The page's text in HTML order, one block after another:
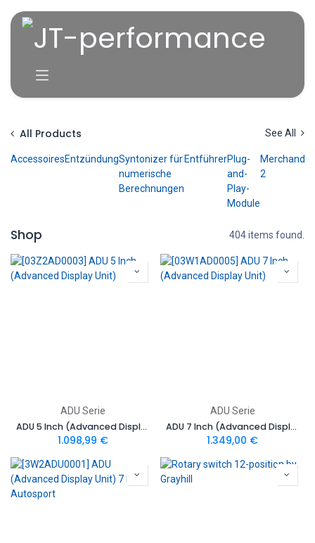
All Products See All
AccessoiresEntzündungSyntonizer für
numerische
Berechnungen
EntführerPlug-
and-
Play-
Module
2
Shop 404 items found.
ADU Serie
ADU 5 Inch (Advanced Display Unit)
1.098,99 €
ADU Serie
ADU 7 Inch (Advanced Display Unit)
1.349,00 €